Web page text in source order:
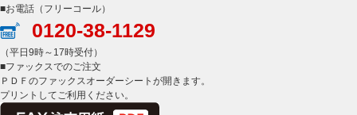
■お電話（フリーコール）
0120-38-1129
（平日9時～17時受付）
■ファックスでのご注文
ＰＤＦのファックスオーダーシートが開きます。
プリントしてご利用ください。